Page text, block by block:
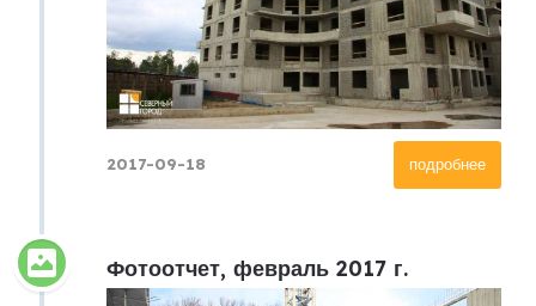
подробнее
2017-09-18
Фотоотчет, февраль 2017 г.